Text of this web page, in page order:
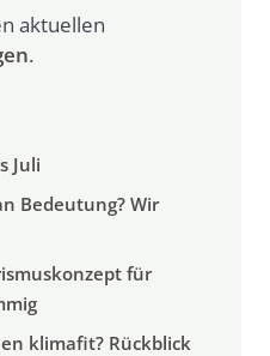
aktuellen
.
Juli
Bedeutung? Wir
für
klimafit? Rückblick